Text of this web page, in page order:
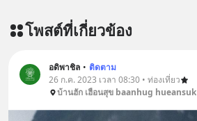
โพสต์ที่เกี่ยวข้อง
อดิพาชิล • ติดตาม
26 ก.ค. 2023 เวลา 08:30 • ท่องเที่ยว
บ้านฮัก เฮือนสุข baanhug hueansuk